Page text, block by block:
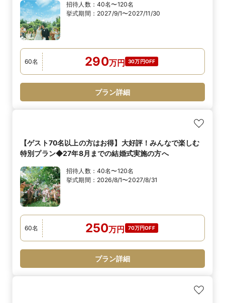
招待人数： 40名〜120名
挙式期間： 2027/9/1〜2027/11/30
60名 290万円 30万円OFF
プラン詳細
【ゲスト70名以上の方はお得】大好評！みんなで楽しむ
特別プラン◆27年8月までの結婚式実施の方へ
招待人数： 40名〜120名
挙式期間： 2026/8/1〜2027/8/31
60名 250万円 70万円OFF
プラン詳細